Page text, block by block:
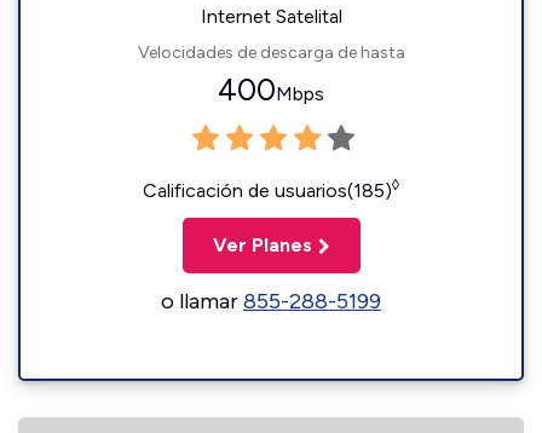
Internet Satelital
Velocidades de descarga de hasta
400Mbps
Calificación de usuarios(185)◊
Ver Planes
o llamar855-288-5199